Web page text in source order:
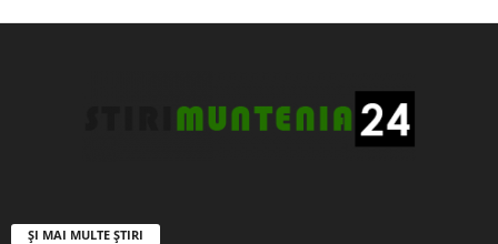
ȘI MAI MULTE ȘTIRI